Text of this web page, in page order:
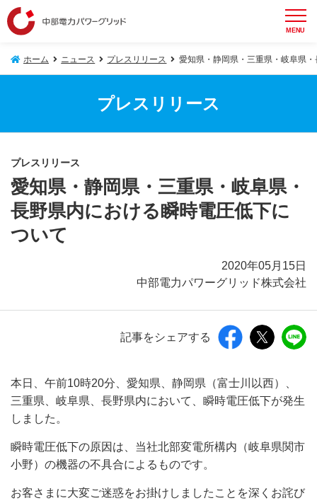
MENU
ホーム ニュース プレスリリース 愛知県・静岡県・三重県・岐阜県
プレスリリース
プレスリリース
愛知県・静岡県・三重県・岐阜県・
長野県内における瞬時電圧低下に
ついて
2020年05月15日
中部電力パワーグリッド株式会社
記事をシェアする
本日、午前10時20分、愛知県、静岡県（富士川以西）、
三重県、岐阜県、長野県内において、瞬時電圧低下が発生
しました。
瞬時電圧低下の原因は、当社北部変電所構内（岐阜県関市
小野）の機器の不具合によるものです。
お客さまに大変ご迷惑をお掛けしましたことを深くお詫び